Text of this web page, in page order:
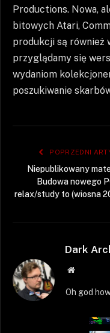
Productions. Nowa,
bitowych Atari,
produkcji są również
przyglądamy się
wydaniom
poszukiwanie
POPRZEDNI
Niepublikowany
Budowa nowego
relax/study to (wiosna
Dark
Strona
Oh god